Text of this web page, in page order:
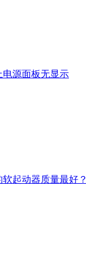
电源面板无显示
起动器质量最好？